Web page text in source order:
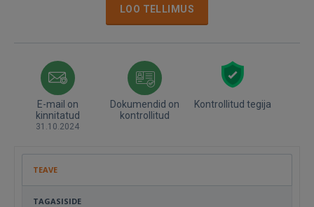
LOO TELLIMUS
E-mail on
kinnitatud
31.10.2024
Dokumendid on
kontrollitud
Kontrollitud tegija
TEAVE
TAGASISIDE